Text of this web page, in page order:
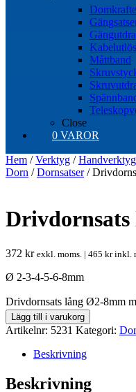
Måttband
Close
0 VAROR
Hem /Verktyg /Handverktyg
Dorn /Dornsatser/
372 kr exkl. moms. | 465 krinkl.
Ø 2-3-4-5-6-8mm
Drivdornsats lång Ø2-8mm
Lägg till i varukorg
Artikelnr: 5231 Kategori:
Beskrivning
Beskrivning